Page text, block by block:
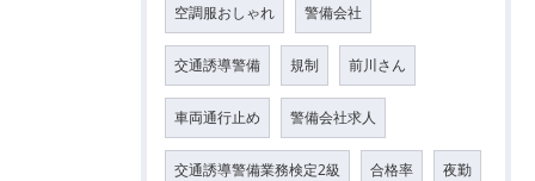
空調服おしゃれ 警備会社
交通誘導警備 規制 前川さん
車両通行止め 警備会社求人
交通誘導警備業務検定2級 合格率 夜勤